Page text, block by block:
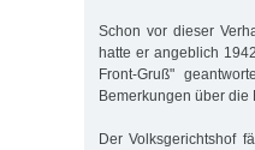
Schon vor dieser
hatte er angeblich
Front-Gruß"
Bemerkungen über
Der Volksgerichtshof